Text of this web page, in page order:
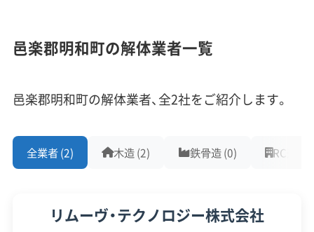
業・物流の拠点へと大きく変わりました。
この動きと合わせて「明和矢島地区」や「明和東部工
体とは少し違う種類の需要が生まれています。
業小屋の解体、交通量の増加を見越した国道沿いの
従業員30人以上
中間処理場保有
公共工事の経験
アスベストレベル1,2除去 ブロック塀
土木工事
邑楽郡明和町の解体業者一覧
邑楽郡明和町の解体業者、全2社をご紹介します。
全業者 (2) 木造 (2) 鉄骨造 (0) RC造 (0)
リムーヴ・テクノロジー株式会社